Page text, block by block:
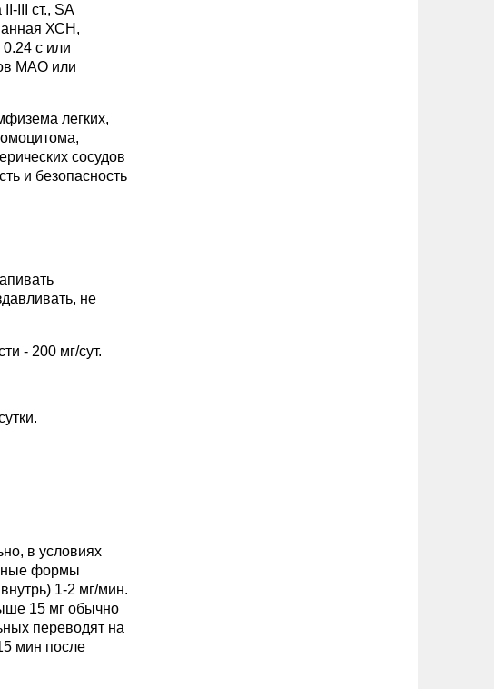
III ст., SA
ХСН,
с или
МАО или
легких,
сосудов
и безопасность
не
- 200 мг/сут.
в условиях
формы
1-2 мг/мин.
15 мг обычно
переводят на
мин после